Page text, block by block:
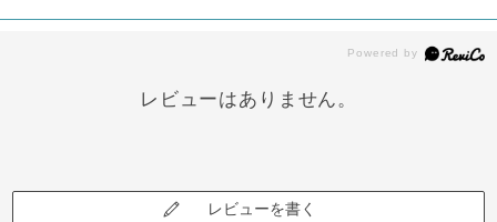
レビューはありません。
レビューを書く